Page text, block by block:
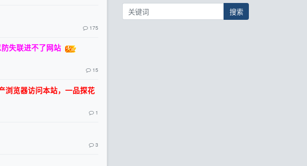
175
失联进不了网站
15
浏览器访问本站，一品探花
1
3
搜索